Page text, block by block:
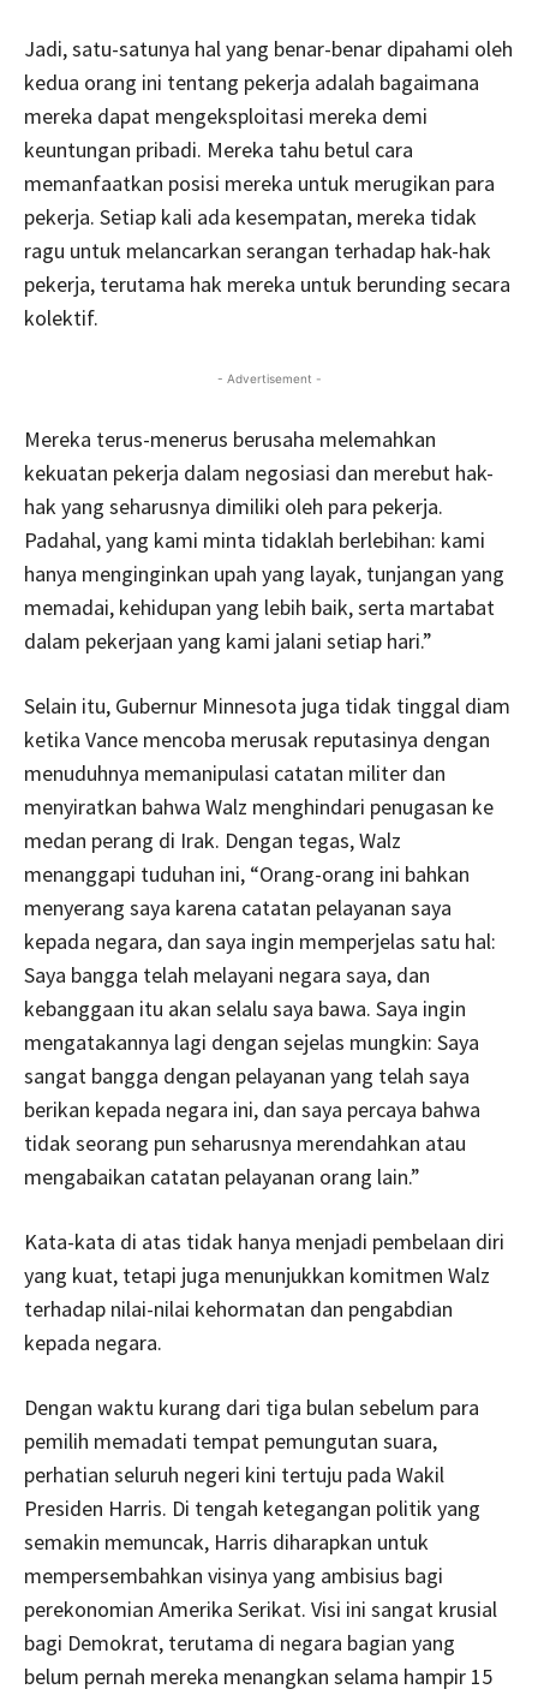
Jadi, satu-satunya hal yang benar-benar dipahami oleh
kedua orang ini tentang pekerja adalah bagaimana
mereka dapat mengeksploitasi mereka demi
keuntungan pribadi. Mereka tahu betul cara
memanfaatkan posisi mereka untuk merugikan para
pekerja. Setiap kali ada kesempatan, mereka tidak
ragu untuk melancarkan serangan terhadap hak-hak
pekerja, terutama hak mereka untuk berunding secara
kolektif.
- Advertisement -
Mereka terus-menerus berusaha melemahkan
kekuatan pekerja dalam negosiasi dan merebut hak-
hak yang seharusnya dimiliki oleh para pekerja.
Padahal, yang kami minta tidaklah berlebihan: kami
hanya menginginkan upah yang layak, tunjangan yang
memadai, kehidupan yang lebih baik, serta martabat
dalam pekerjaan yang kami jalani setiap hari.”
Selain itu, Gubernur Minnesota juga tidak tinggal diam
ketika Vance mencoba merusak reputasinya dengan
menuduhnya memanipulasi catatan militer dan
menyiratkan bahwa Walz menghindari penugasan ke
medan perang di Irak. Dengan tegas, Walz
menanggapi tuduhan ini, “Orang-orang ini bahkan
menyerang saya karena catatan pelayanan saya
kepada negara, dan saya ingin memperjelas satu hal:
Saya bangga telah melayani negara saya, dan
kebanggaan itu akan selalu saya bawa. Saya ingin
mengatakannya lagi dengan sejelas mungkin: Saya
sangat bangga dengan pelayanan yang telah saya
berikan kepada negara ini, dan saya percaya bahwa
tidak seorang pun seharusnya merendahkan atau
mengabaikan catatan pelayanan orang lain.”
Kata-kata di atas tidak hanya menjadi pembelaan diri
yang kuat, tetapi juga menunjukkan komitmen Walz
terhadap nilai-nilai kehormatan dan pengabdian
kepada negara.
Dengan waktu kurang dari tiga bulan sebelum para
pemilih memadati tempat pemungutan suara,
perhatian seluruh negeri kini tertuju pada Wakil
Presiden Harris. Di tengah ketegangan politik yang
semakin memuncak, Harris diharapkan untuk
mempersembahkan visinya yang ambisius bagi
perekonomian Amerika Serikat. Visi ini sangat krusial
bagi Demokrat, terutama di negara bagian yang
belum pernah mereka menangkan selama hampir 15